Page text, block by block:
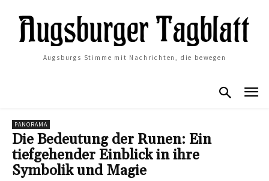
Augsburgs Stimme mit Nachrichten, die bewegen
PANORAMA
Die Bedeutung der Runen: Ein
tiefgehender Einblick in ihre
Symbolik und Magie